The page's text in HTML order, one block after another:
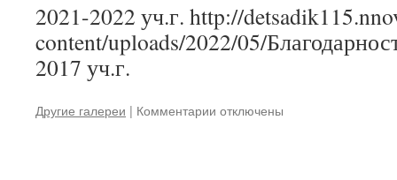
2021-2022 уч.г. http://
content/uploads/2022/05/
2017 уч.г.
Другие галереи | Комментарии котключены